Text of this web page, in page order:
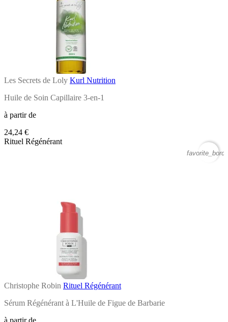
Les Secrets de Loly Kurl Nutrition
Huile de Soin Capillaire 3-en-1
à partir de
24,24 €
Rituel Régénérant
Christophe Robin Rituel Régénérant
Sérum Régénérant à L'Huile de Figue de Barbarie